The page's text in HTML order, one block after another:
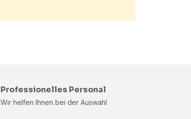
Professionelles Personal
Wir helfen Ihnen bei der Auswahl